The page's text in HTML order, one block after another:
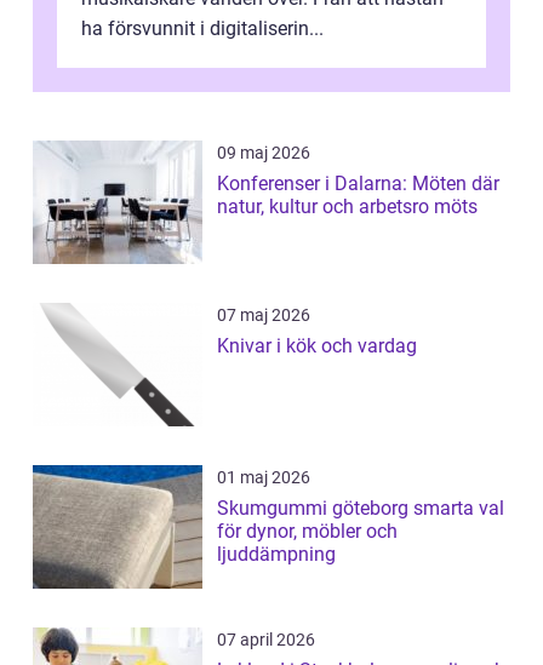
ha försvunnit i digitaliserin...
09 maj 2026
Konferenser i Dalarna: Möten där
natur, kultur och arbetsro möts
07 maj 2026
Knivar i kök och vardag
01 maj 2026
Skumgummi göteborg smarta val
för dynor, möbler och
ljuddämpning
07 april 2026